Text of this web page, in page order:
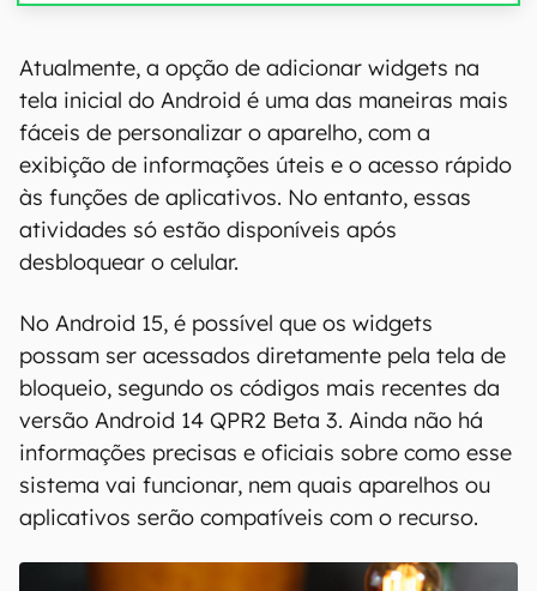
Atualmente, a opção de adicionar widgets na
tela inicial do Android é uma das maneiras mais
fáceis de personalizar o aparelho, com a
exibição de informações úteis e o acesso rápido
às funções de aplicativos. No entanto, essas
atividades só estão disponíveis após